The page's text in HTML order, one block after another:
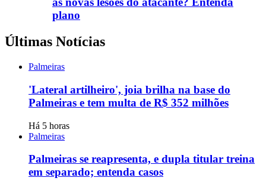
plano
Últimas Notícias
Palmeiras
'Lateral artilheiro', joia brilha na base do
Palmeiras e tem multa de R$ 352 milhões
Há 5 horas
Palmeiras
Palmeiras se reapresenta, e dupla titular treina
em separado; entenda casos